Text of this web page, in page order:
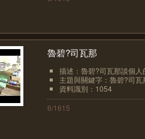
魯碧?司瓦那
描述：魯碧?司瓦那談個
主題與關鍵字：魯碧?司
資料識別：1054
6/1615